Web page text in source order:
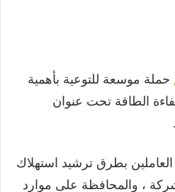
حملة موسعة للتوعية بأهمية
الطاقة تحت عنوان
بطرق ترشيد استهلاك
، والمحافظة على موارد